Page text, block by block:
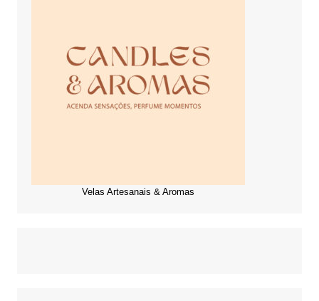
Velas Artesanais & Aromas